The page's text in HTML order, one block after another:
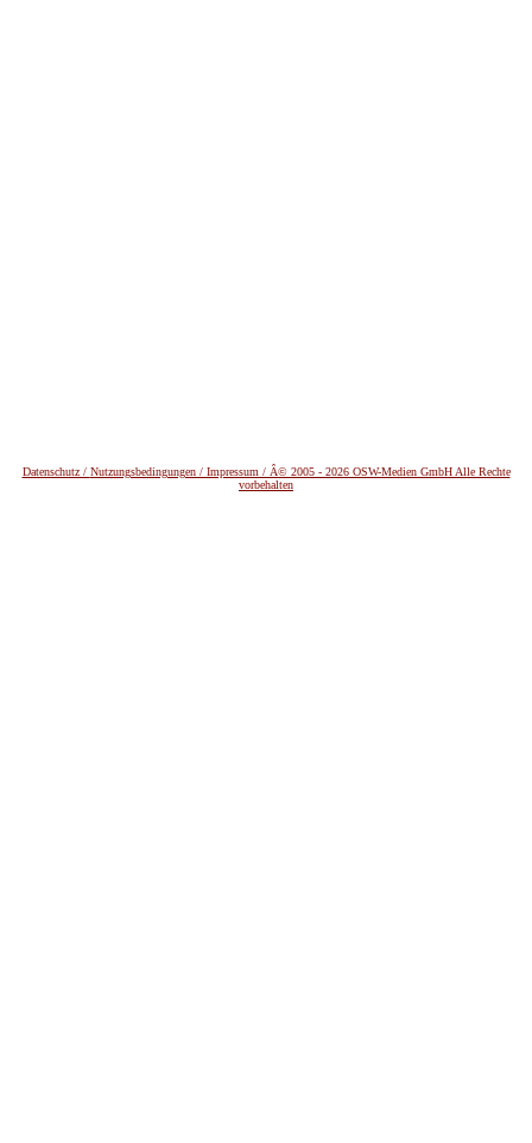
Datenschutz / Nutzungsbedingungen / Impressum / Â© 2005 - 2026 OSW-Medien GmbH Alle Rechte
vorbehalten